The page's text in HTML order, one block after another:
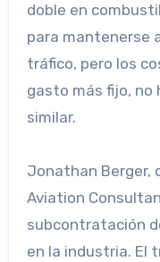
doble en
para mantenerse
tráfico, pero los
gasto más fijo, no
similar.
Jonathan Berger, director general de Alton
Aviation
subcontratación
en la industria. El